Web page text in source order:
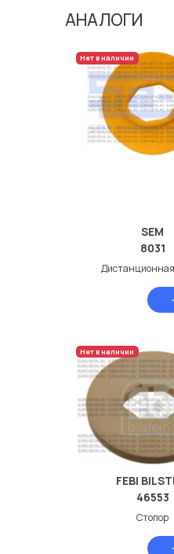
АНАЛОГИ
Нет в наличии
SEM
8031
Нет в наличии
FEBI
46553
Стопор